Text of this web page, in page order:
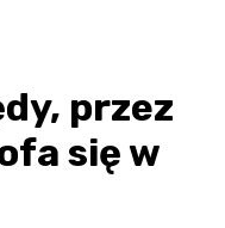
przez
się w